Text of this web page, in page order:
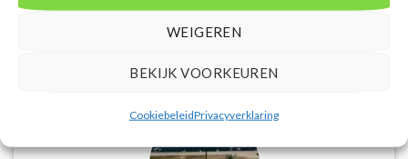
WEIGEREN
BEKIJK VOORKEUREN
CookiebeleidPrivacyverklaring
WAT ZE OVER ONS ZEGGEN